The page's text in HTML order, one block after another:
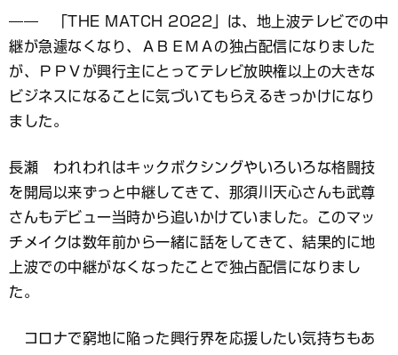
―― 「THE MATCH 2022」は、地上波テレビでの中
継が急遽なくなり、ＡＢＥＭＡの独占配信になりました
が、ＰＰＶが興行主にとってテレビ放映権以上の大きな
ビジネスになることに気づいてもらえるきっかけになり
ました。
長瀬 われわれはキックボクシングやいろいろな格闘技
を開局以来ずっと中継してきて、那須川天心さんも武尊
さんもデビュー当時から追いかけていました。このマッ
チメイクは数年前から一緒に話をしてきて、結果的に地
上波での中継がなくなったことで独占配信になりまし
た。
コロナで窮地に陥った興行界を応援したい気持ちもあ